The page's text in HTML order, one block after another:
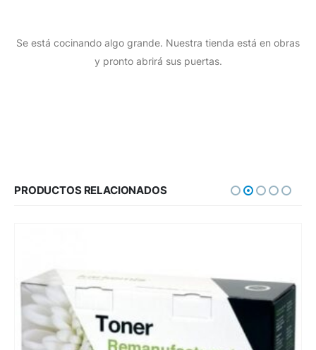
Se está cocinando algo grande. Nuestra tienda está en obras
y pronto abrirá sus puertas.
PRODUCTOS RELACIONADOS